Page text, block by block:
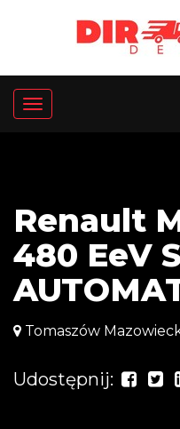
Renault
480 EeV
Tomaszów
Udostępnij: